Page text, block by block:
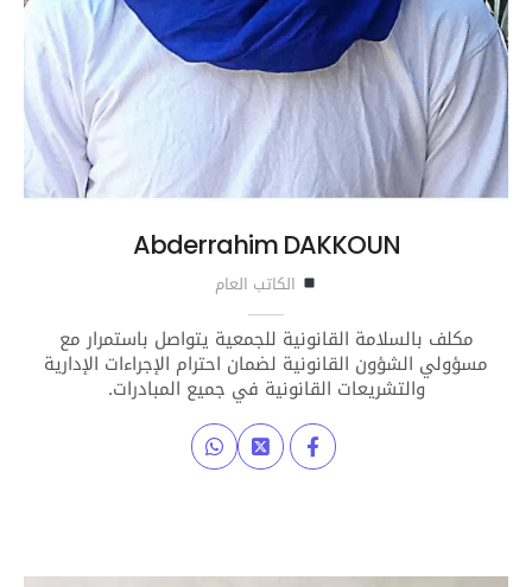
Abderrahim DAKKOUN
الكاتب العام
مكلف بالسلامة القانونية للجمعية يتواصل باستمرار مع
مسؤولي الشؤون القانونية لضمان احترام الإجراءات الإدارية
والتشريعات القانونية في جميع المبادرات.